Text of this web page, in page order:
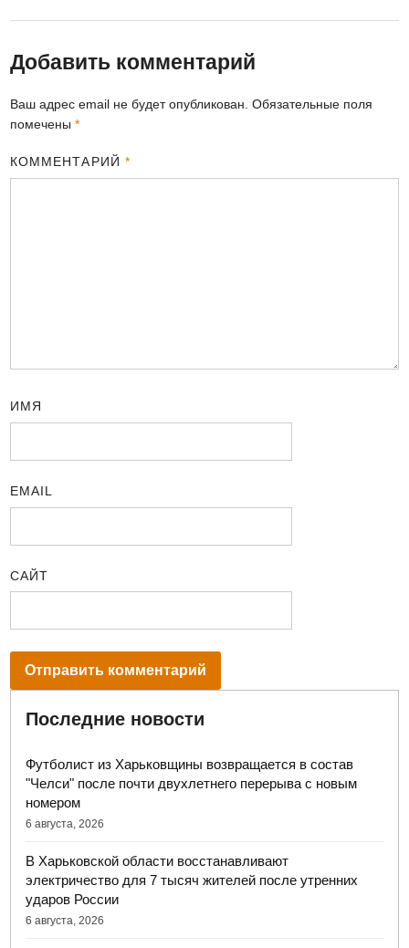
Добавить комментарий
Ваш адрес email не будет опубликован. Обязательные поля
помечены*
КОММЕНТАРИЙ *
ИМЯ
EMAIL
САЙТ
Последние новости
Футболист из Харьковщины возвращается в состав
"Челси" после почти двухлетнего перерыва с новым
номером
6 августа, 2026
В Харьковской области восстанавливают
электричество для 7 тысяч жителей после утренних
ударов России
6 августа, 2026